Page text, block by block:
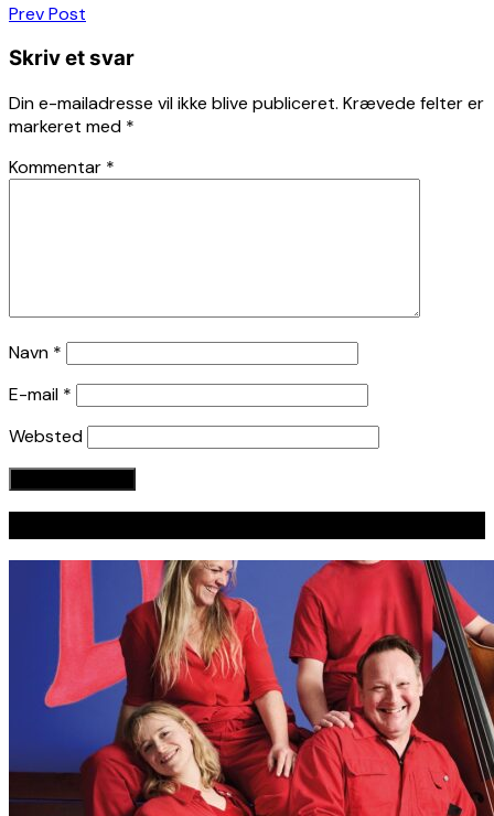
Prev Post
Skriv et svar
Din e-mailadresse vil ikke blive publiceret. Krævede felter er
markeret med *
Kommentar *
Navn *
E-mail *
Websted